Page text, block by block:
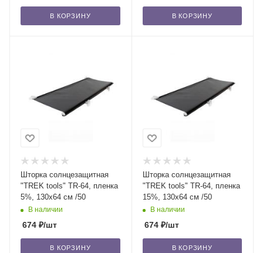
В КОРЗИНУ В КОРЗИНУ
Шторка солнцезащитная
"TREK tools" TR-64, пленка
5%, 130х64 см /50
В наличии
674 ₽/шт
В КОРЗИНУ
Шторка солнцезащитная
"TREK tools" TR-64, пленка
15%, 130х64 см /50
В наличии
674₽/шт
В КОРЗИНУ